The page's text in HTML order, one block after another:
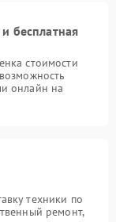
бесплатная
стоимости
онлайн на
техники по
ремонт,